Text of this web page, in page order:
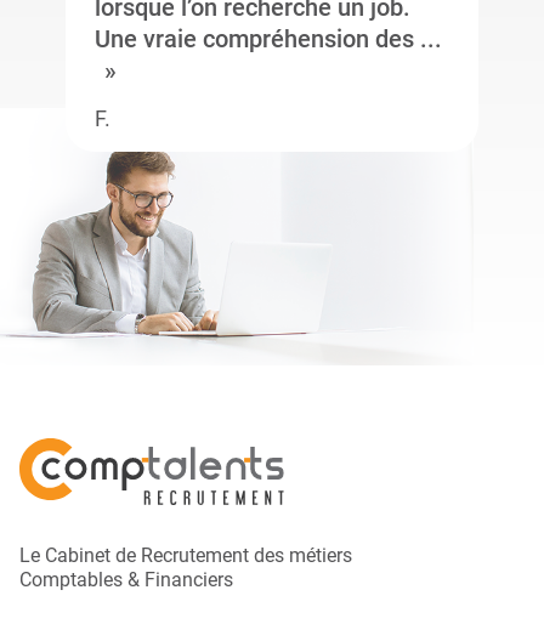
lorsque l’on recherche un job.
Une vraie compréhension des ...
F.
Le Cabinet de Recrutement des métiers
Comptables & Financiers